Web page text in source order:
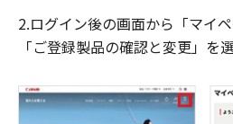
2.ログイン後の画面から「マイペ
「ご登録製品の確認と変更」を